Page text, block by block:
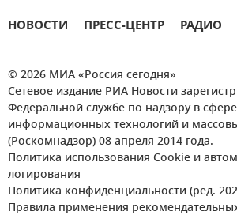
НОВОСТИ ПРЕСС-ЦЕНТР РАДИО
© 2026 МИА «Россия сегодня»
Сетевое издание РИА Новости
Федеральной службе по надзору в
информационных технологий и
(Роскомнадзор) 08 апреля 2014 года.
Политика использования Cookie и
логирования
Политика конфиденциальности (ред.
Правила применения